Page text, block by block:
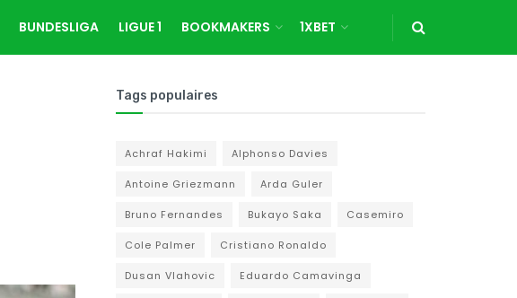
BUNDESLIGA LIGUE 1 BOOKMAKERS 1XBET
Tags populaires
Achraf Hakimi Alphonso Davies
Antoine Griezmann Arda Guler
Bruno Fernandes Bukayo Saka Casemiro
Cole Palmer Cristiano Ronaldo
Dusan Vlahovic Eduardo Camavinga